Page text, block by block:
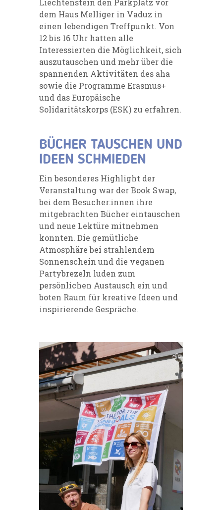
Liechtenstein den Parkplatz vor
dem Haus Melliger in Vaduz in
einen lebendigen Treffpunkt. Von
12 bis 16 Uhr hatten alle
Interessierten die Möglichkeit, sich
auszutauschen und mehr über die
spannenden Aktivitäten des aha
sowie die Programme Erasmus+
und das Europäische
Solidaritätskorps (ESK) zu erfahren.
BÜCHER TAUSCHEN UND
IDEEN SCHMIEDEN
Ein besonderes Highlight der
Veranstaltung war der Book Swap,
bei dem Besucher:innen ihre
mitgebrachten Bücher eintauschen
und neue Lektüre mitnehmen
konnten. Die gemütliche
Atmosphäre bei strahlendem
Sonnenschein und die veganen
Partybrezeln luden zum
persönlichen Austausch ein und
boten Raum für kreative Ideen und
inspirierende Gespräche.